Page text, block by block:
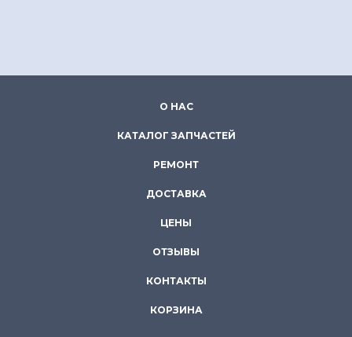
О НАС
КАТАЛОГ ЗАПЧАСТЕЙ
РЕМОНТ
ДОСТАВКА
ЦЕНЫ
ОТЗЫВЫ
КОНТАКТЫ
КОРЗИНА